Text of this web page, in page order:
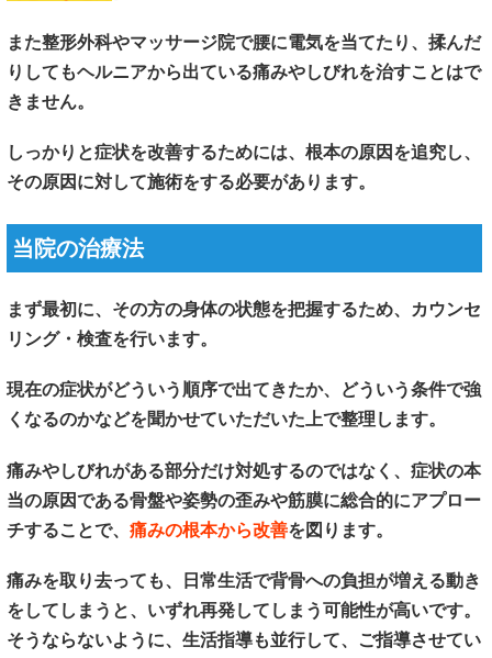
また整形外科やマッサージ院で腰に電気を当てたり、揉んだ
りしてもヘルニアから出ている痛みやしびれを治すことはで
きません。
しっかりと症状を改善するためには、根本の原因を追究し、
その原因に対して施術をする必要があります。
当院の治療法
まず最初に、その方の身体の状態を把握するため、カウンセ
リング・検査を行います。
現在の症状がどういう順序で出てきたか、どういう条件で強
くなるのかなどを聞かせていただいた上で整理します。
痛みやしびれがある部分だけ対処するのではなく、症状の本
当の原因である骨盤や姿勢の歪みや筋膜に総合的にアプロー
チすることで、 痛みの根本から改善を図ります。
痛みを取り去っても、日常生活で背骨への負担が増える動き
をしてしまうと、いずれ再発してしまう可能性が高いです。
そうならないように、生活指導も並行して、ご指導させてい